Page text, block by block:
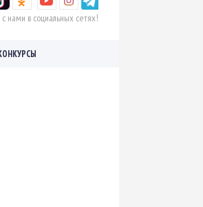
нами в социальных сетях!